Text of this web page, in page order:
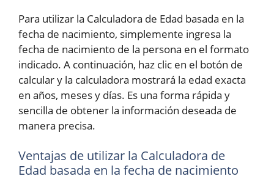
Para utilizar la Calculadora de Edad basada en la
fecha de nacimiento, simplemente ingresa la
fecha de nacimiento de la persona en el formato
indicado. A continuación, haz clic en el botón de
calcular y la calculadora mostrará la edad exacta
en años, meses y días. Es una forma rápida y
sencilla de obtener la información deseada de
manera precisa.
Ventajas de utilizar la Calculadora de
Edad basada en la fecha de nacimiento